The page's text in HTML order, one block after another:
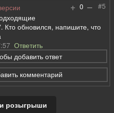
#5
+ 0 –
Кто обновился, напишите, что
Ответить
добавить ответ
комментарий
розыгрыши